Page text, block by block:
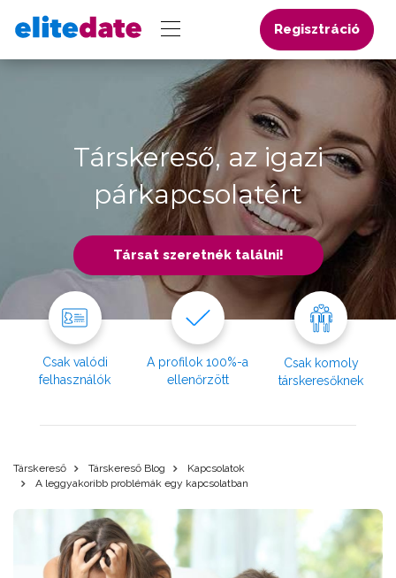
Regisztráció
Társkereső, az igazi
párkapcsolatért
Társat szeretnék találni!
Csak valódi
felhasználók
A profilok 100%-a
ellenőrzött
Csak komoly
társkeresőknek
Társkereső Társkereső Blog
Kapcsolatok
A leggyakoribb problémák egy kapcsolatban